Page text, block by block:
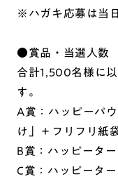
※ハガキ応募は当
●賞品・当選人数
合計1,500名様に
す。
A賞：ハッピーパ
け」＋フリフリ
B賞：ハッピー
C賞：ハッピータ